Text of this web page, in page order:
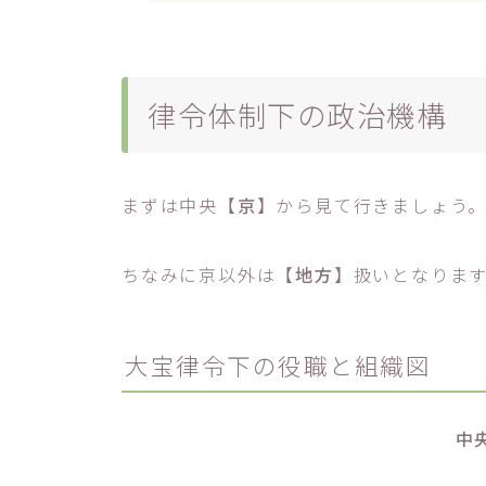
律令体制下の政治機構
まずは中央【京】から見て行きましょう。
ちなみに京以外は【地方】扱いとなります
大宝律令下の役職と組織図
中